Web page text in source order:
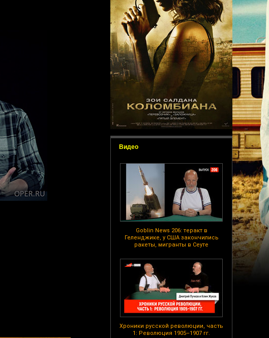
Видео
Goblin News 206: теракт в
Геленджике, у США закончились
ракеты, мигранты в Сеуте
Хроники русской революции, часть
1: Революция 1905–1907 гг.